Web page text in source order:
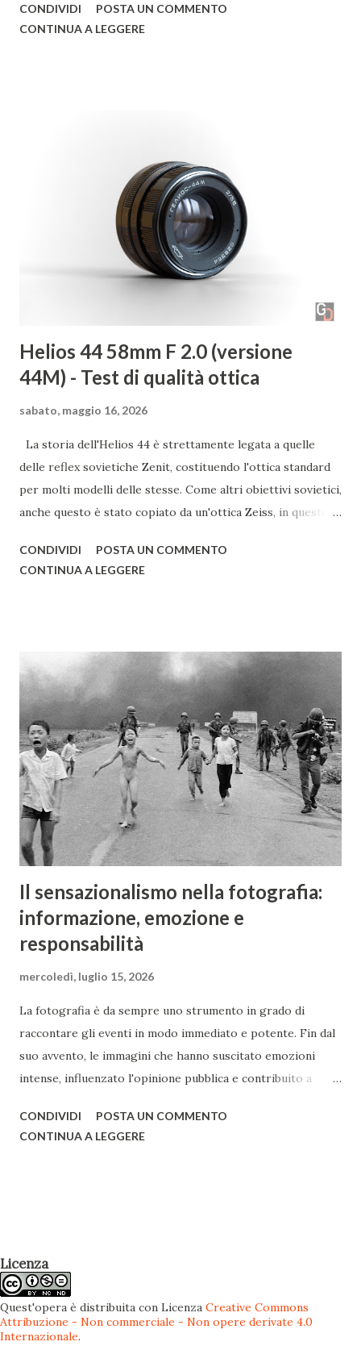
freddi. Non mancano scatti in cui il paesaggio si combina
foto dedicandomi, soprattutto, alle foto paesaggistiche.
Quali sono i tuoi fotografi di riferimento? Ce ne sono
molti! Per quanto riguarda la fotografia paesaggistica
vorrei citare Art Wolfe, Sebastião Salgado e Ansel Adams. ©
Christian Formato Guardando nella tua galleria ci ha
colpito la preferenza per...
CONDIVIDI
POSTA UN COMMENTO
CONTINUA A LEGGERE
Helios 44 58mm F 2.0 (versione
44M) - Test di qualità ottica
sabato, maggio 16, 2026
La storia dell'Helios 44 è strettamente legata a quelle
delle reflex sovietiche Zenit, costituendo l'ottica standard
per molti modelli delle stesse. Come altri obiettivi sovietici,
anche questo è stato copiato da un'ottica Zeiss, in questo
KMZ, l'Helios 44 continuò a essere prodotto, anche in altri
innesto a vite con filettatura M39, identica a quella Leica, ma
tiraggio più lungo, pari a quello dell'innesto M42. Questi
obiettivi sono piuttosto ricercati dai collezionisti e dagli
amanti del bokeh, anche per via del diaframma con 13
lamelle (nelle versioni successive verranno diminuite). Le
differenze tra i vari Helios 44 successivi, identificati da
lettere e numeri...
CONDIVIDI
POSTA UN COMMENTO
CONTINUA A LEGGERE
Il sensazionalismo nella fotografia:
informazione, emozione e
responsabilità
mercoledì, luglio 15, 2026
La fotografia è da sempre uno strumento in grado di
raccontare gli eventi in modo immediato e potente. Fin dal
suo avvento, le immagini che hanno suscitato emozioni
intense, influenzato l'opinione pubblica e contribuito a
susseguite senza sosta. Le reazioni emotive del pubblico
enfatizzare gli aspetti più drammatici, scioccanti o
spettacolari, sfruttando le reazioni del pubblico per
ottenere visibilità, fama o altri obiettivi personali. © AP
photo - Nick Ut Vi sono numerosi esempi di immagini
CONDIVIDI
POSTA UN COMMENTO
CONTINUA A LEGGERE
Licenza
Quest'opera è distribuita con Licenza Creative Commons
Attribuzione - Non commerciale - Non opere derivate 4.0
Internazionale.